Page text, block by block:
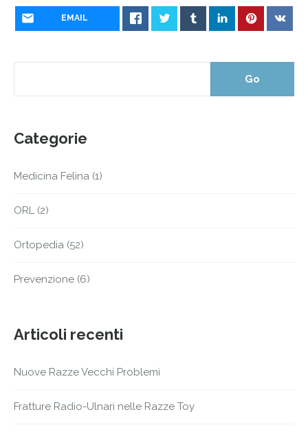
EMAIL
Categorie
Medicina Felina (1)
ORL (2)
Ortopedia (52)
Prevenzione (6)
Articoli recenti
Nuove Razze Vecchi Problemi
Fratture Radio-Ulnari nelle Razze Toy